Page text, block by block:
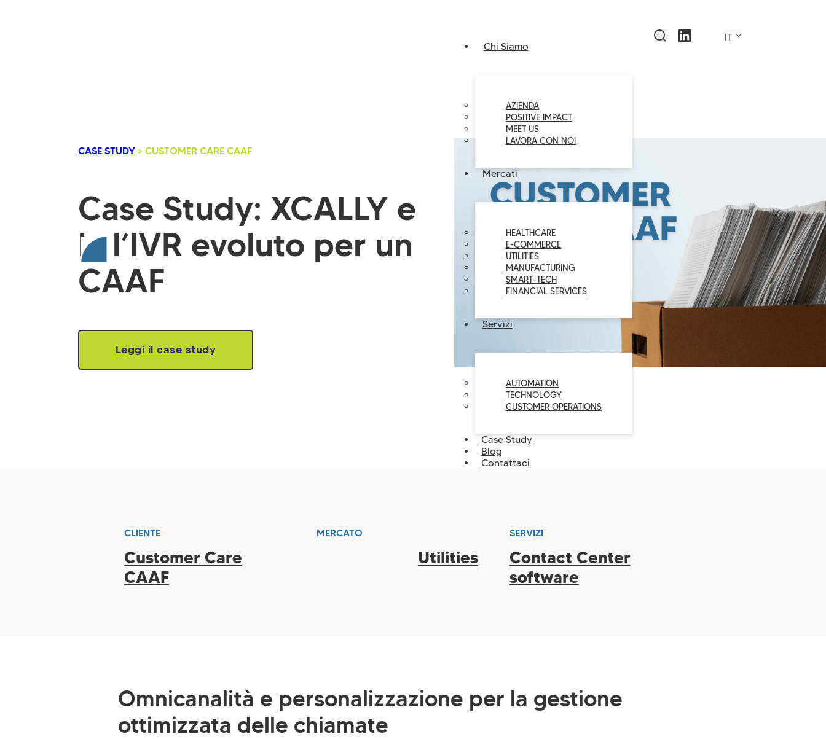
Chi Siamo
AZIENDA
POSITIVE IMPACT
MEET US
LAVORA CON NOI
Mercati
HEALTHCARE
E-COMMERCE
UTILITIES
MANUFACTURING
SMART-TECH
FINANCIAL SERVICES
Servizi
AUTOMATION
TECHNOLOGY
CUSTOMER OPERATIONS
Case Study
Blog
Contattaci
IT
CASE STUDY > CUSTOMER CARE CAAF
Case Study: XCALLY e
la l’IVR evoluto per un
CAAF
Leggi il case study
CLIENTE
Customer Care
CAAF
MERCATO
Utilities
SERVIZI
Contact Center
software
Omnicanalità e personalizzazione per la gestione
ottimizzata delle chiamate